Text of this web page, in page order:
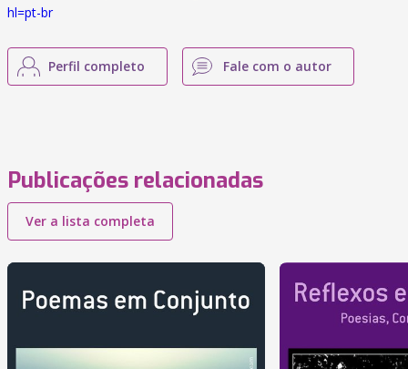
hl=pt-br
Perfil completo Fale com o autor
Publicações relacionadas
Ver a lista completa